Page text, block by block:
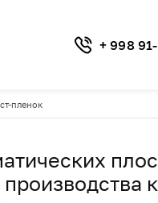
+ 998
пленок